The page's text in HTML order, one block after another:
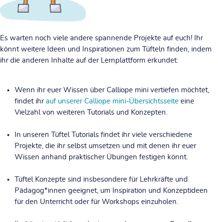
Es warten noch viele andere spannende Projekte auf euch! Ihr
könnt weitere Ideen und Inspirationen zum Tüfteln finden, indem
ihr die anderen Inhalte auf der Lernplattform erkundet:
Wenn ihr euer Wissen über Calliope mini vertiefen möchtet,
findet ihr auf unserer Calliope mini-Übersichtsseite eine
Vielzahl von weiteren Tutorials und Konzepten.
In unseren Tüftel Tutorials findet ihr viele verschiedene
Projekte, die ihr selbst umsetzen und mit denen ihr euer
Wissen anhand praktischer Übungen festigen könnt.
Tüftel Konzepte sind insbesondere für Lehrkräfte und
Pädagog*innen geeignet, um Inspiration und Konzeptideen
für den Unterricht oder für Workshops einzuholen.